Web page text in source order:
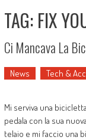
TAG: FIX
Ci Mancava La
News Tech &
Mi serviva una
pedala con la sua
telaio e mi faccio una